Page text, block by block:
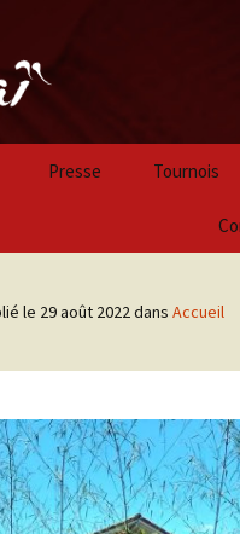
2019/2020
2018/2019
Presse Tournois
le 29 août 2022dans Accueil